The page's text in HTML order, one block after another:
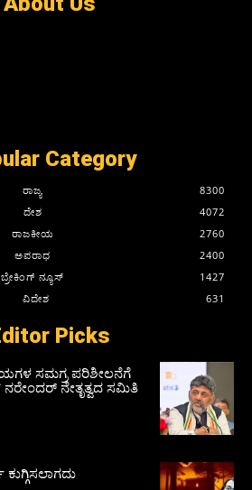
Category
ರಾಜ್ಯ
8300
ದೇಶ
4072
ರಾಜಕೀಯ
2760
ಅಪರಾಧ
2400
ಬ್ರೇಕಿಂಗ್ ನ್ಯೂಸ್
1427
ವಿದೇಶ
631
Picks
ಸಮಗ್ರ ಪರಿಶೀಲನೆಗೆ
ನೇತೃತ್ವದ ಸಮಿತಿ